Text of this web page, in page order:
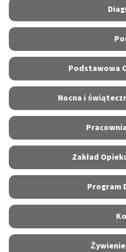
Podstawowa
Nocna i
Zakład
Program